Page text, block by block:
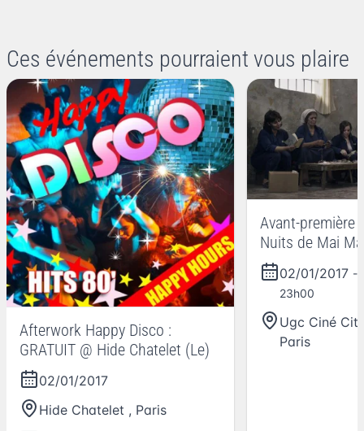
Ces événements pourraient vous plaire
Afterwork Happy Disco :
GRATUIT @ Hide Chatelet (Le)
02/01/2017
Hide Chatelet , Paris
Avant-première
Nuits de Mai
02/01/2017 -
23h00
Ugc Ciné
Paris